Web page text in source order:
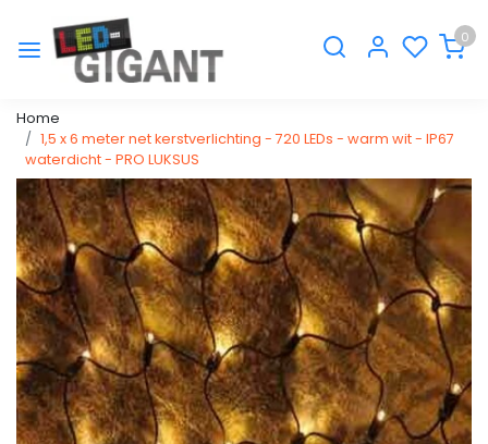
0
Home
1,5 x 6 meter net kerstverlichting - 720 LEDs - warm wit - IP67
waterdicht - PRO LUKSUS